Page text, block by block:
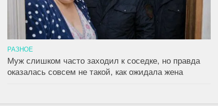
РАЗНОЕ
Муж слишком часто заходил к соседке, но правда
оказалась совсем не такой, как ожидала жена